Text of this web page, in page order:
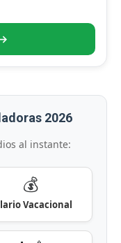
2026
al instante:
💰
Vacacional